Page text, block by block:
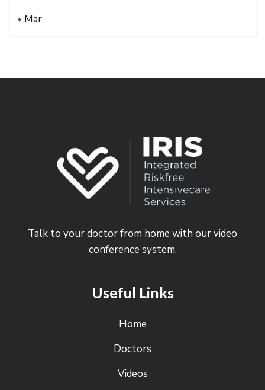
« Mar
Talk to your doctor from home with our video
conference system.
Useful Links
Home
Doctors
Videos